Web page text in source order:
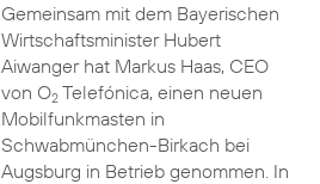
Gemeinsam mit dem Bayerischen
Wirtschaftsminister Hubert
Aiwanger hat Markus Haas, CEO
von O2Telefónica, einen neuen
Mobilfunkmasten in
Schwabmünchen-Birkach bei
Augsburg in Betrieb genommen. In